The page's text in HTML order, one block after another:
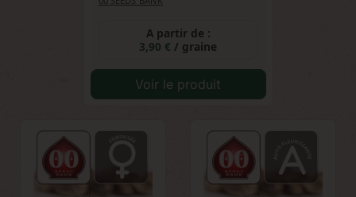
A partir de :
3,90 € / graine
Voir le produit